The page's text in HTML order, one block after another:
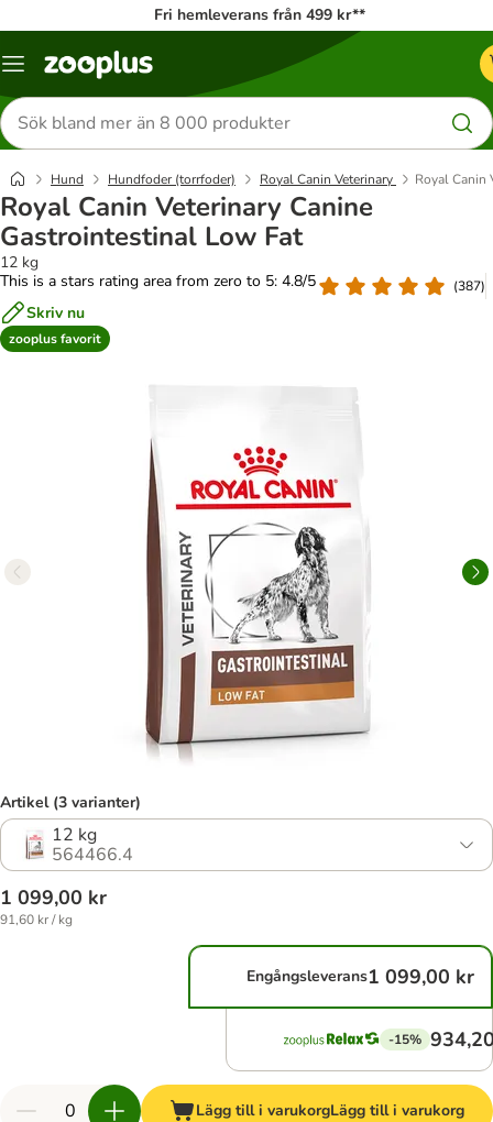
Fri hemleverans från 499 kr**
Katalogmeny
Sök
efter
produkter
Hund Hundfoder (torrfoder) Royal Canin Veterinary Royal Canin
Royal Canin Veterinary Canine
Gastrointestinal Low Fat
12 kg
This is a stars rating area from zero to 5: 4.8/5
(387)
Skriv nu
zooplus favorit
Artikel (3 varianter)
12 kg
564466.4
1 099,00 kr
91,60 kr / kg
Engångsleverans1 099,00 kr
-15%
Lägg till i varukorgLägg till i varukorg